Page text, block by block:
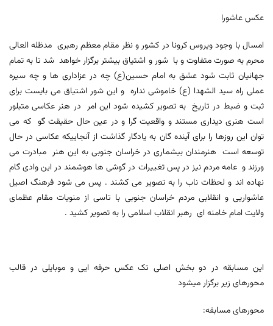
عکس عاشورا
امسال با وجود ویروس کرونا در کشور و نظر مقام معظم رهبری مدظله العالی
محرم به صورت متفاوت و با شور و اشتیاق بیشتر برگزار خواهد شد تا به تمام
جهانیان ثابت شود عشق به امام حسین(ع) چه در عزاداری ها و چه سیره
عملی راه سید الشهدا (ع) خاموشی نداره و این شور اشتیاق می بایست برای
ثبت و ضبط در تاریخ به تصویر کشیده شود این امر در هنر عکاسی متبلور
است هنری دیداری مستند و واقعیت گرا و در عین حال حقیقت گو که می
توان این روزها را برای آینده گان به یادگار گذاشت از آنجاییکه عکاسی در حال
توسعه است هنرمندان بیشماری در خراسان جنوبی به این هنر مبادرت می
ورزند و عامه مردم نیز در پس تغییرات در گوشی ها هوشمند در این وادی گام
نهاده اند و لحظات ناب را به تصویر می کشند . پس می شود فرهنگ اصیل
عاشواریی و انقلابی مردم خراسان جنوبی با تاسی از منویات مقام عظمای
ولایت امام خامنه ای رهبر انقلاب اسلامی را به تصویر کشید .
این مسابقه در دو بخش اصلی تک عکس حرفه ایی و موبایلی در قالب
محورهای زیر برگزار می­شود
محورهای مسابقه: